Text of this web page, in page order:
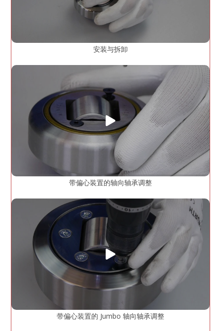
安装与拆卸
带偏心装置的轴向轴承调整
带偏心装置的 Jumbo 轴向轴承调整